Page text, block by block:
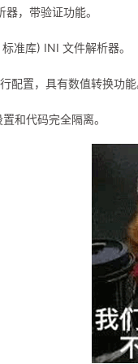
，带验证功能。
准库) INI 文件解析器。
配置，具有数值转换功
和代码完全隔离。